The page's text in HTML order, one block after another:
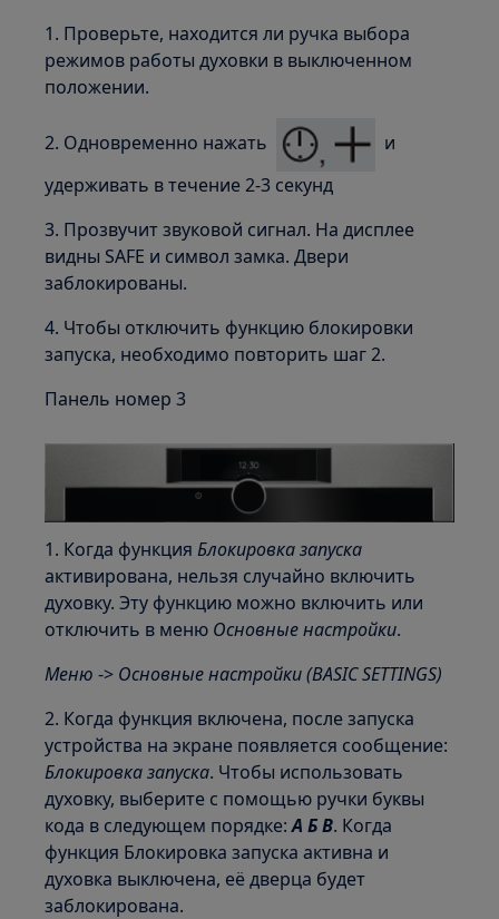
1. Проверьте, находится ли ручка выбора
режимов работы духовки в выключенном
положении.
2. Одновременно нажать
и
удерживать в течение 2-3 секунд
3. Прозвучит звуковой сигнал. На дисплее
видны SAFE и символ замка. Двери
заблокированы.
4. Чтобы отключить функцию блокировки
запуска, необходимо повторить шаг 2.
Панель номер 3
1. Когда функцияБлокировка запуска
активирована, нельзя случайно включить
духовку. Эту функцию можно включить или
отключить в меню Основные настройки.
Меню -> Основные настройки (BASIC SETTINGS)
2. Когда функция включена, после запуска
устройства на экране появляется сообщение:
Блокировка запуска. Чтобы использовать
духовку, выберите с помощью ручки буквы
кода в следующем порядке:А Б В. Когда
функция Блокировка запуска активна и
духовка выключена, её дверца будет
заблокирована.